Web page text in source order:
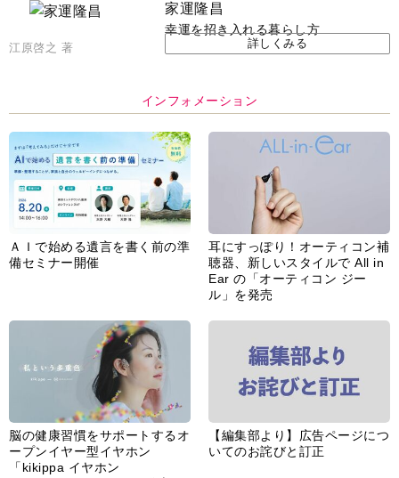
家運隆昌
幸運を招き入れる暮らし方
江原啓之 著 詳しくみる
インフォメーション
ＡＩで始める遺言を書く前の準
備セミナー開催
耳にすっぽり！オーティコン補
聴器、新しいスタイルで All in
Ear の「オーティコン ジー
ル」を発売
脳の健康習慣をサポートするオ
ープンイヤー型イヤホン
「kikippa イヤホン
【編集部より】広告ページにつ
いてのお詫びと訂正